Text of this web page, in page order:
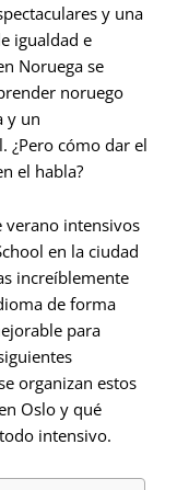
y una
igualdad e
Noruega se
noruego
y un
¿Pero cómo dar el
el habla?
verano intensivos
en la ciudad
increíblemente
de forma
para
organizan estos
Oslo y qué
intensivo.